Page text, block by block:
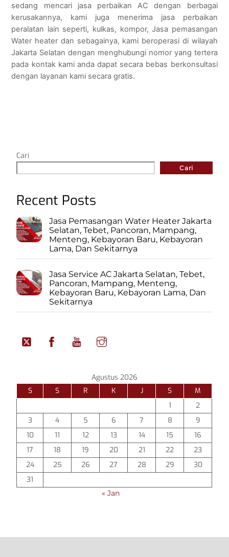
sedang mencari jasa perbaikan AC dengan berbagai
kerusakannya, kami juga menerima jasa perbaikan
peralatan lain seperti, kulkas, kompor, Jasa pemasangan
Water heater dan sebagainya, kami beroperasi di wilayah
Jakarta Selatan dengan menghubungi nomor yang tertera
pada kontak kami anda dapat secara bebas berkonsultasi
dengan layanan kami secara gratis.
Cari
Cari
Recent Posts
Jasa Pemasangan Water Heater Jakarta
Selatan, Tebet, Pancoran, Mampang,
Menteng, Kebayoran Baru, Kebayoran
Lama, Dan Sekitarnya
Jasa Service AC Jakarta Selatan, Tebet,
Pancoran, Mampang, Menteng,
Kebayoran Baru, Kebayoran Lama, Dan
Sekitarnya
Agustus 2026
S
S R K J S
M
1
2
3
4 5 6 7 8
9
10
11 12 13 14 15
16
17
18 19 20 21 22
23
24
25 26 27 28 29
30
31
« Jan